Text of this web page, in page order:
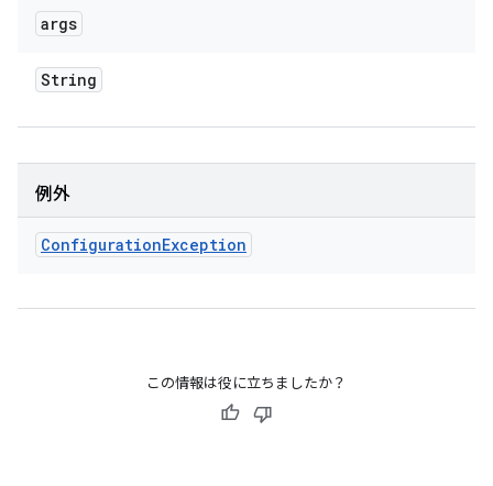
args
String
例外
ConfigurationException
この情報は役に立ちましたか？